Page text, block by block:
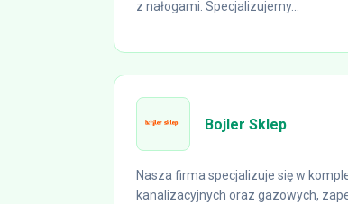
z nałogami. Specjalizujemy...
Bojler Sklep
Nasza firma specjalizuje się w
kanalizacyjnych oraz gazowych,